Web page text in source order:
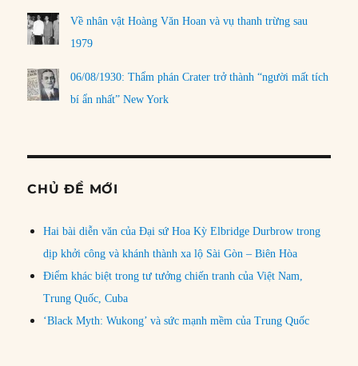
Về nhân vật Hoàng Văn Hoan và vụ thanh trừng sau
1979
06/08/1930: Thẩm phán Crater trở thành “người mất tích
bí ẩn nhất” New York
CHỦ ĐỀ MỚI
Hai bài diễn văn của Đại sứ Hoa Kỳ Elbridge Durbrow trong
dịp khởi công và khánh thành xa lộ Sài Gòn – Biên Hòa
Điểm khác biệt trong tư tưởng chiến tranh của Việt Nam,
Trung Quốc, Cuba
‘Black Myth: Wukong’ và sức mạnh mềm của Trung Quốc